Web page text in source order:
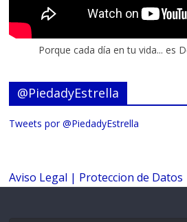
Porque cada día en tu vida... es
@PiedadyEstrella
Tweets por @PiedadyEstrella
Aviso Legal | Proteccion de Datos